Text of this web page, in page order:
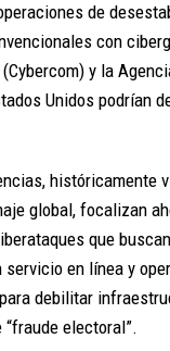
de
con
y la
Unidos podrían
históricamente
global, focalizan
que
en línea y
debilitar
electoral”.